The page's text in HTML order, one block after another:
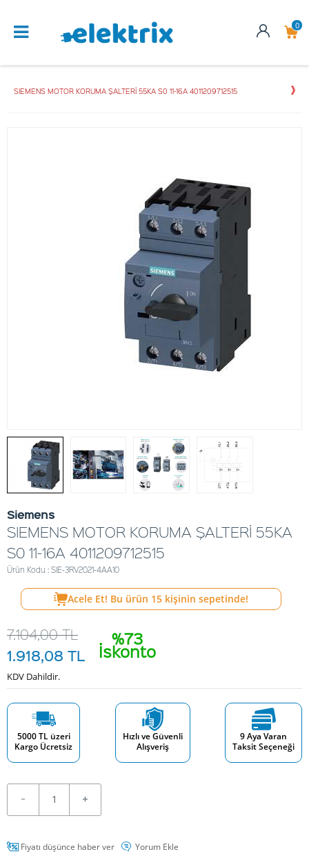
0
SIEMENS MOTOR KORUMA ŞALTERİ 55KA S0 11-16A 4011209712515
Siemens
SIEMENS MOTOR KORUMA ŞALTERİ 55KA
S0 11-16A 4011209712515
Ürün Kodu : SIE-3RV2021-4AA10
Acele Et! Bu ürün 15 kişinin sepetinde!
%73
İskonto
7.104,00TL
1.918,08 TL
KDV Dahildir.
5000 TL üzeri
Kargo Ücretsiz
Hızlı ve Güvenli
Alışveriş
9 Aya Varan
Taksit Seçeneği
Fiyatı düşünce haber ver Yorum Ekle